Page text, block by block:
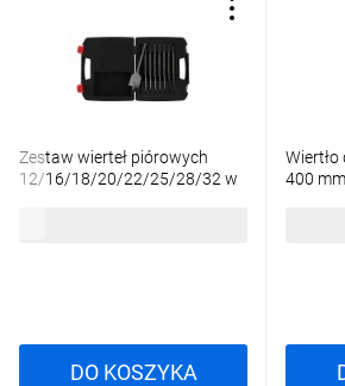
Zestaw wierteł piórowych
12/16/18/20/22/25/28/32 w
DO KOSZYKA
Wiertło
400 mm